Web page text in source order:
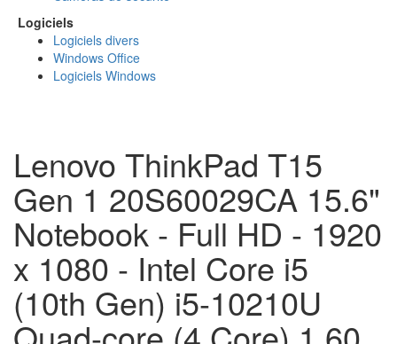
Logiciels
Logiciels divers
Windows Office
Logiciels Windows
Lenovo ThinkPad T15
Gen 1 20S60029CA 15.6"
Notebook - Full HD - 1920
x 1080 - Intel Core i5
(10th Gen) i5-10210U